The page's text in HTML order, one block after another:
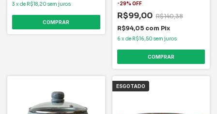
3 x de R$18,20 sem juros
COMPRAR
-29% OFF
R$99,00 R$140,38
R$94,05 com Pix
6 xde R$16,50 sem juros
ESGOTADO